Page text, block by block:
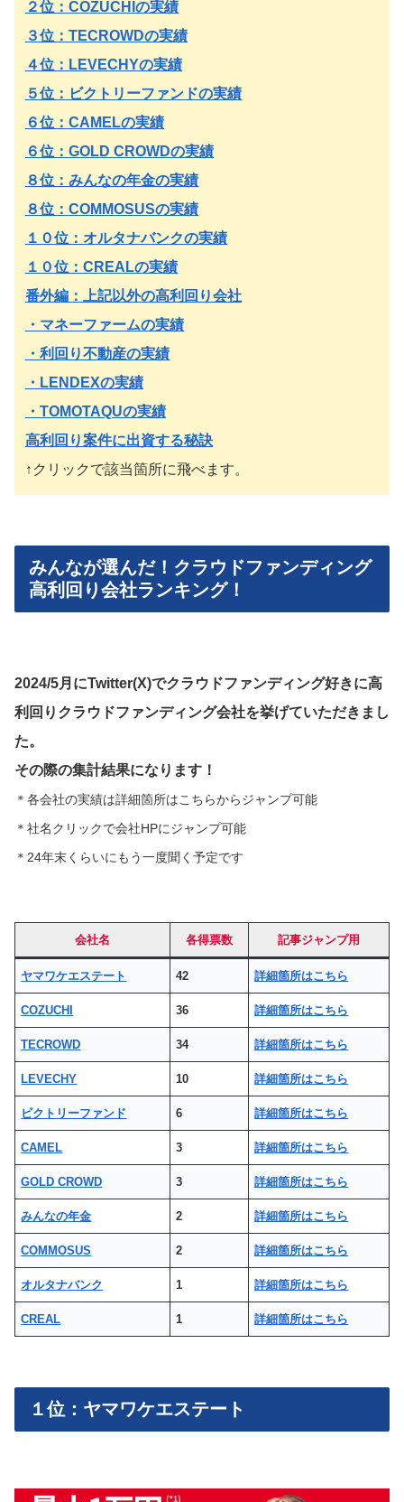
２位：COZUCHIの実績
３位：TECROWDの実績
４位：LEVECHYの実績
５位：ビクトリーファンドの実績
６位：CAMELの実績
６位：GOLD CROWDの実績
８位：みんなの年金の実績
８位：COMMOSUSの実績
１０位：オルタナバンクの実績
１０位：CREALの実績
番外編：上記以外の高利回り会社
・マネーファームの実績
・利回り不動産の実績
・LENDEXの実績
・TOMOTAQUの実績
高利回り案件に出資する秘訣
↑クリックで該当箇所に飛べます。
みんなが選んだ！クラウドファンディング
高利回り会社ランキング！
2024/5月にTwitter(X)でクラウドファンディング好きに高
利回りクラウドファンディング会社を挙げていただきまし
た。
その際の集計結果になります！
＊各会社の実績は詳細箇所はこちらからジャンプ可能
＊社名クリックで会社HPにジャンプ可能
＊24年末くらいにもう一度聞く予定です
会社名 各得票数 記事ジャンプ用
ヤマワケエステート 42 詳細箇所はこちら
COZUCHI 36 詳細箇所はこちら
TECROWD 34 詳細箇所はこちら
LEVECHY 10 詳細箇所はこちら
ビクトリーファンド 6 詳細箇所はこちら
CAMEL 3 詳細箇所はこちら
GOLD CROWD 3 詳細箇所はこちら
みんなの年金 2 詳細箇所はこちら
COMMOSUS 2 詳細箇所はこちら
オルタナバンク 1 詳細箇所はこちら
CREAL 1 詳細箇所はこちら
１位：ヤマワケエステート